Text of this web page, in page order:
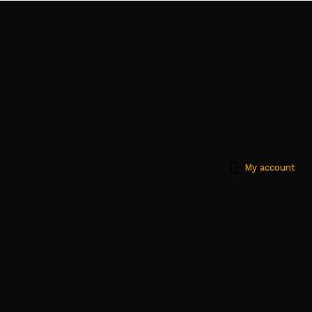
My account